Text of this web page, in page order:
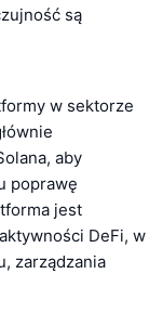
są
w sektorze
aby
poprawę
jest
DeFi, w
zarządzania